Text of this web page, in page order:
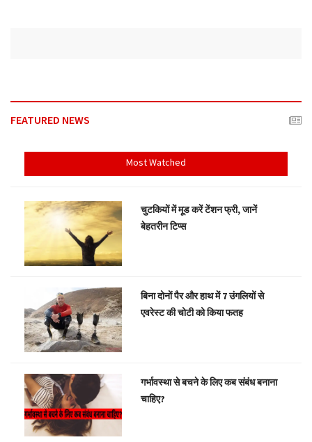
FEATURED NEWS
Most Watched
चुटकियों में मूड करें टेंशन फ्री, जानें
बेहतरीन टिप्स
बिना दोनों पैर और हाथ में 7 उंगलियों से
एवरेस्ट की चोटी को किया फतह
गर्भावस्था से बचने के लिए कब संबंध बनाना
चाहिए?